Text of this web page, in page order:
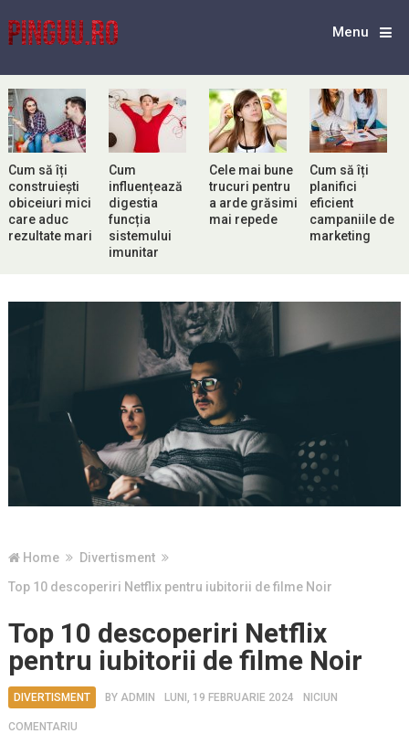
Menu
Cum să îți
construiești
obiceiuri mici
care aduc
rezultate mari
Cum
influențează
digestia
funcția
sistemului
imunitar
Cele mai bune
trucuri pentru
a arde grăsimi
mai repede
Cum să îți
planifici
eficient
campaniile de
marketing
Home
Divertisment
Top 10 descoperiri Netflix pentru iubitorii de filme Noir
Top 10 descoperiri Netflix
pentru iubitorii de filme Noir
DIVERTISMENT BY ADMIN LUNI, 19 FEBRUARIE 2024 NICIUN
COMENTARIU